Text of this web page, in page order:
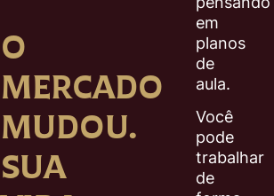
O
MERCADO
MUDOU.
SUA
em
planos
de
aula.
Você
pode
trabalhar
de